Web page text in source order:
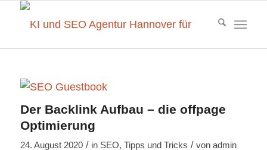
Der Backlink Aufbau – die offpage
Optimierung
24. August 2020 / in SEO, Tipps und Tricks / von admin